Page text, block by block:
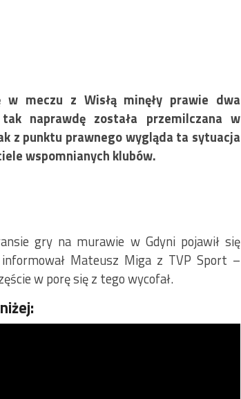
meczu z Wisłą minęły prawie dwa
naprawdę została przemilczana w
z punktu prawnego wygląda ta sytuacja
wspomnianych klubów.
gry na murawie w Gdyni pojawił się
Mateusz Miga z TVP Sport –
w porę się z tego wycofał.